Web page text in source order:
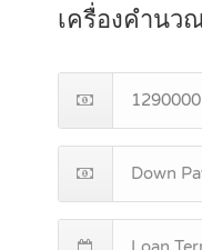
เครื่องคำนว